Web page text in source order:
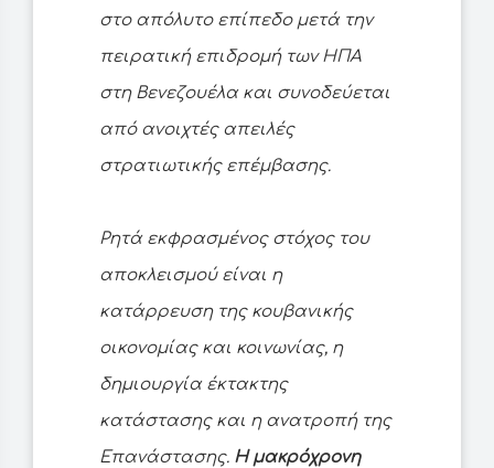
στο απόλυτο επίπεδο μετά την
πειρατική επιδρομή των ΗΠΑ
στη Βενεζουέλα και συνοδεύεται
από ανοιχτές απειλές
στρατιωτικής επέμβασης.
Ρητά εκφρασμένος στόχος του
αποκλεισμού είναι η
κατάρρευση της κουβανικής
οικονομίας και κοινωνίας, η
δημιουργία έκτακτης
κατάστασης και η ανατροπή της
Επανάστασης. Η μακρόχρονη